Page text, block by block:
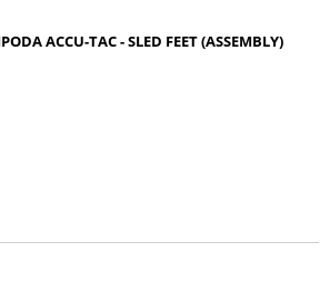
ACCU-TAC - SLED FEET (ASSEMBLY)